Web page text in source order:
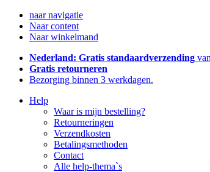
naar navigatie
Naar content
Naar winkelmand
Nederland: Gratis standaardverzending
Gratis retourneren
Bezorging binnen 3 werkdagen.
Help
Waar is mijn bestelling?
Retourneringen
Verzendkosten
Betalingsmethoden
Contact
Alle help-thema`s